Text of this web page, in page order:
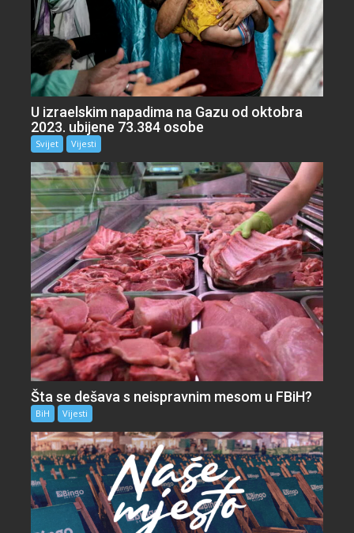
U izraelskim napadima na Gazu od oktobra
2023. ubijene 73.384 osobe
Svijet Vijesti
Šta se dešava s neispravnim mesom u FBiH?
BiH Vijesti